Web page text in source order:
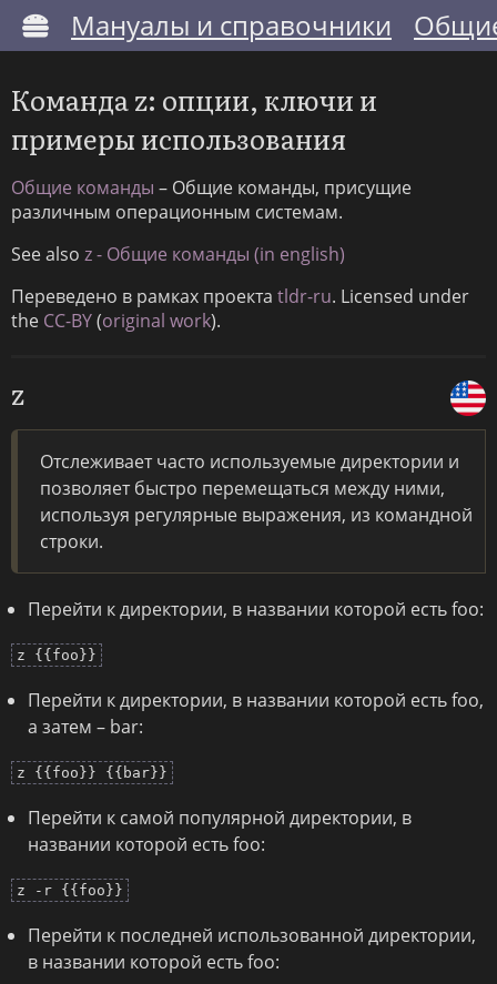
Мануалы и справочники
Команда z: опции, ключи и
примеры использования
Общие команды – Общие команды, присущие
различным операционным системам.
See also z - Общие команды (in english)
Переведено в рамках проекта tldr-ru. Licensed under
the CC-BY(original work).
z
Отслеживает часто используемые директории и
позволяет быстро перемещаться между ними,
используя регулярные выражения, из командной
строки.
Перейти к директории, в названии которой есть foo:
z {{foo}}
Перейти к директории, в названии которой есть foo,
а затем – bar:
z {{foo}} {{bar}}
Перейти к самой популярной директории, в
названии которой есть foo:
z -r {{foo}}
Перейти к последней использованной директории,
в названии которой есть foo: